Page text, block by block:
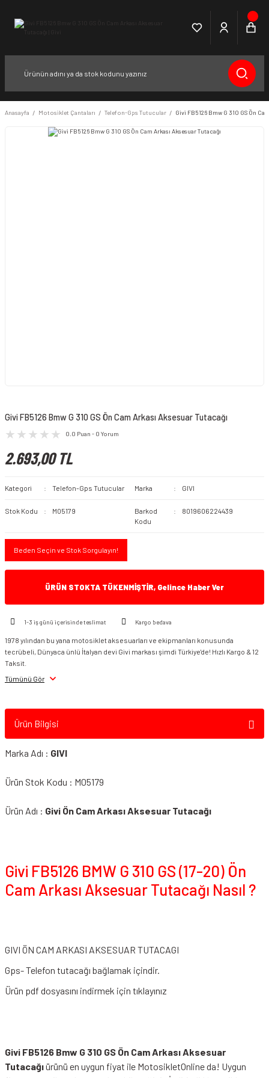
Anasayfa Motosiklet Çantaları Telefon-Gps Tutucular Givi FB5126 Bmw G 310 GS Ön
Givi FB5126 Bmw G 310 GS Ön Cam Arkası Aksesuar Tutacağı
0.0 Puan - 0 Yorum
2.693,00 TL
Kategori Telefon-Gps Tutucular Marka GIVI
Stok Kodu M05179
Barkod
Kodu
8019606224439
Beden Seçin ve Stok Sorgulayın!
ÜRÜN STOKTA TÜKENMİŞTİR, Gelince Haber Ver
1-3 iş günü içerisinde teslimat Kargo bedava
1978 yılından bu yana motosiklet aksesuarları ve ekipmanları konusunda
tecrübeli, Dünyaca ünlü İtalyan devi Givi markası şimdi Türkiye'de! Hızlı Kargo & 12
Taksit.
Tümünü Gör
Ürün Bilgisi
Marka Adı : GIVI
Ürün Stok Kodu : M05179
Ürün Adı : Givi Ön Cam Arkası Aksesuar Tutacağı
Givi FB5126 BMW G 310 GS (17-20) Ön
Cam Arkası Aksesuar Tutacağı Nasıl ?
GIVI ÖN CAM ARKASI AKSESUAR TUTACAGI
Gps- Telefon tutacağı bağlamak içindir.
Ürün pdf dosyasını indirmek için tıklayınız
Givi FB5126 Bmw G 310 GS Ön Cam Arkası Aksesuar
Tutacağıürünü en uygun fiyat ile MotosikletOnline da! Uygun